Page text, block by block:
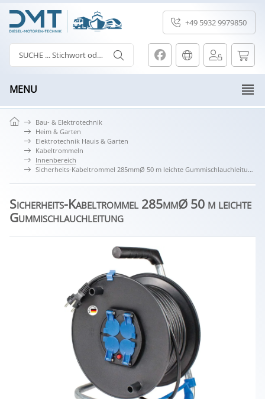
+49 5932 9979850
MENU
Bau- & Elektrotechnik
Heim & Garten
Elektrotechnik Hauis & Garten
Kabeltrommeln
Innenbereich
Sicherheits-Kabeltrommel 285mmØ 50 m leichte Gummischlauchleitung
Sicherheits-Kabeltrommel 285mmØ 50 m leichte
Gummischlauchleitung